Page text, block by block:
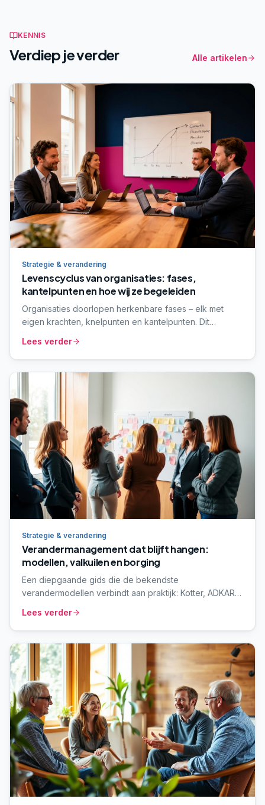
KENNIS
Verdiep je verder Alle artikelen
Strategie & verandering
Levenscyclus van organisaties: fases,
kantelpunten en hoe wij ze begeleiden
Organisaties doorlopen herkenbare fases – elk met
eigen krachten, knelpunten en kantelpunten. Dit
voorkomende valkuilen, en hoe wij organisaties per
fase begeleiden vanuit onze vier-stappen-aanpak.
Lees verder
Strategie & verandering
Verandermanagement dat blijft hangen:
modellen, valkuilen en borging
Een diepgaande gids die de bekendste
verandermodellen verbindt aan praktijk: Kotter, ADKAR,
programmaleiders die verder willen dan de bekende
posters aan de muur.
Lees verder